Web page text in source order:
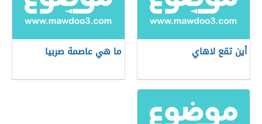
أين تقع لاهاي ما هي عاصمة صربيا